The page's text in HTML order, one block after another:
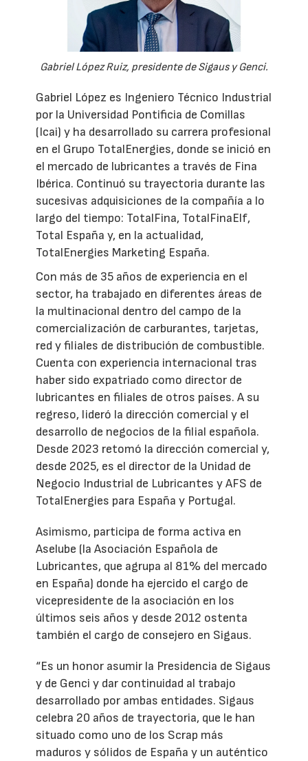
Gabriel López Ruiz, presidente de Sigaus y Genci.
Gabriel López es Ingeniero Técnico Industrial
por la Universidad Pontificia de Comillas
(Icai) y ha desarrollado su carrera profesional
en el Grupo TotalEnergies, donde se inició en
el mercado de lubricantes a través de Fina
Ibérica. Continuó su trayectoria durante las
sucesivas adquisiciones de la compañía a lo
largo del tiempo: TotalFina, TotalFinaElf,
Total España y, en la actualidad,
TotalEnergies Marketing España.
Con más de 35 años de experiencia en el
sector, ha trabajado en diferentes áreas de
la multinacional dentro del campo de la
comercialización de carburantes, tarjetas,
red y filiales de distribución de combustible.
Cuenta con experiencia internacional tras
haber sido expatriado como director de
lubricantes en filiales de otros países. A su
regreso, lideró la dirección comercial y el
desarrollo de negocios de la filial española.
Desde 2023 retomó la dirección comercial y,
desde 2025, es el director de la Unidad de
Negocio Industrial de Lubricantes y AFS de
TotalEnergies para España y Portugal.
Asimismo, participa de forma activa en
Aselube (la Asociación Española de
Lubricantes, que agrupa al 81% del mercado
en España) donde ha ejercido el cargo de
vicepresidente de la asociación en los
últimos seis años y desde 2012 ostenta
también el cargo de consejero en Sigaus.
“Es un honor asumir la Presidencia de Sigaus
y de Genci y dar continuidad al trabajo
desarrollado por ambas entidades. Sigaus
celebra 20 años de trayectoria, que le han
situado como uno de los Scrap más
maduros y sólidos de España y un auténtico